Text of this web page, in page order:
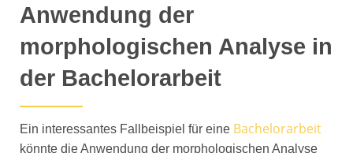
Anwendung der
morphologischen Analyse in
der Bachelorarbeit
Ein interessantes Fallbeispiel für eine Bachelorarbeit
könnte die Anwendung der morphologischen Analyse